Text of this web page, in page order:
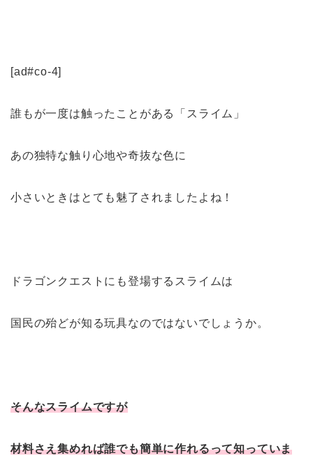
[ad#co-4]
誰もが一度は触ったことがある「スライム」
あの独特な触り心地や奇抜な色に
小さいときはとても魅了されましたよね！
ドラゴンクエストにも登場するスライムは
国民の殆どが知る玩具なのではないでしょうか。
そんなスライムですが
材料さえ集めれば誰でも簡単に作れるって知っていま